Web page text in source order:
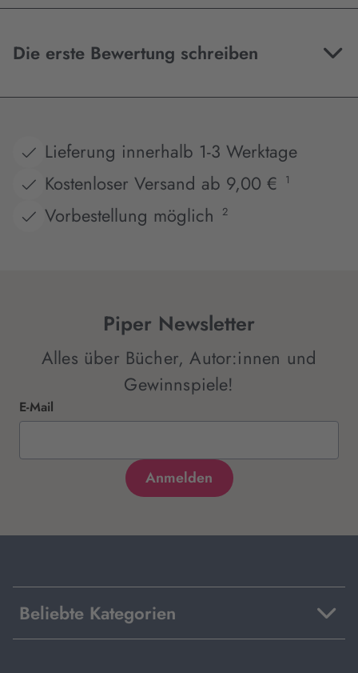
Die erste Bewertung schreiben
Lieferung innerhalb 1-3 Werktage
Kostenloser Versand ab 9,00 €
1
Vorbestellung möglich 2
Piper Newsletter
Alles über Bücher, Autor:innen und
Gewinnspiele!
E-Mail
Beliebte Kategorien